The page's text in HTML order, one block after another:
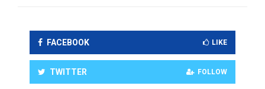
FACEBOOK LIKE
TWITTER FOLLOW